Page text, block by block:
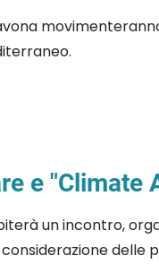
e "Climate
un incontro,
delle